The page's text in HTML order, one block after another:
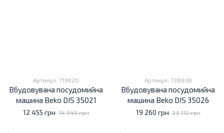
Артикул: 719620
Вбудовувана посудомийна
машина Beko DIS 35021
12 455 грн 14 945 грн
Артикул: 738836
Вбудовувана посудомийна
машина Beko DIS 35026
19 260 грн 23 112 грн